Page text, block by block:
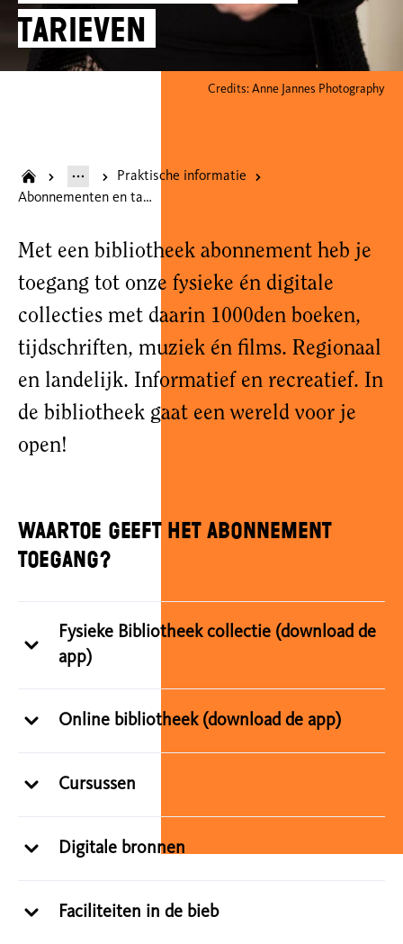
tarieven
Credits: Anne Jannes Photography
Praktische informatie
Abonnementen en tarieven
Met een bibliotheek abonnement heb je
toegang tot onze fysieke én digitale
collecties met daarin 1000den boeken,
tijdschriften, muziek én films. Regionaal
en landelijk. Informatief en recreatief. In
de bibliotheek gaat een wereld voor je
open!
Waartoe geeft het abonnement
toegang?
Fysieke Bibliotheek collectie (download de
app)
Online bibliotheek (download de app)
Cursussen
Digitale bronnen
Faciliteiten in de bieb